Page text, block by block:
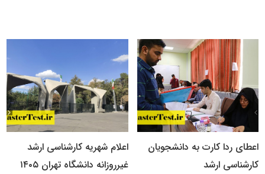
اعطای ردا کارت به دانشجویان
کارشناسی ارشد
اعلام شهریه کارشناسی ارشد
غیرروزانه دانشگاه تهران ۱۴۰۵